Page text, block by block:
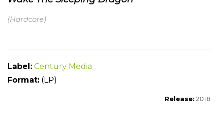
(Hardcore)
Label: Century Media
Format: (LP)
Release: 2018